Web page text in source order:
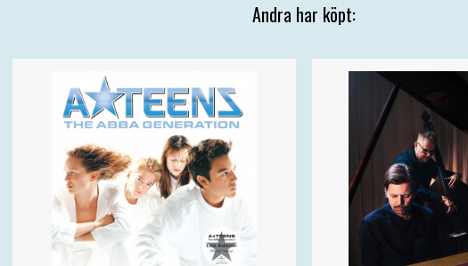
Andra har köpt: